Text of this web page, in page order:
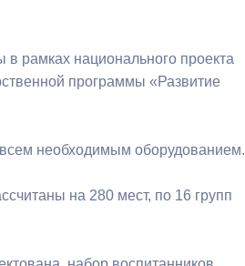
в рамках национального проекта
программы «Развитие
необходимым оборудованием.
на 280 мест, по 16 групп